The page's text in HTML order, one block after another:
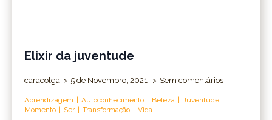
Elixir da juventude
caracolga 5 de Novembro, 2021 Sem comentários
Aprendizagem Autoconhecimento Beleza
Juventude
Momento
Ser Transformação Vida